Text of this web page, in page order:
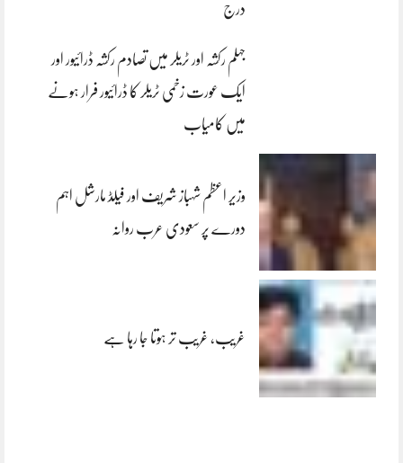
درج
جہلم رکشہ اور ٹریلر میں تصادم رکشہ ڈرائیور اور
ایک عورت زخمی ٹریلر کا ڈرائیور فرار ہونے
میں کامیاب
وزیر اعظم شہباز شریف اور فیلڈ مارشل اہم
دورے پر سعودی عرب روانہ
غریب، غریب تر ہوتا جا رہا ہے